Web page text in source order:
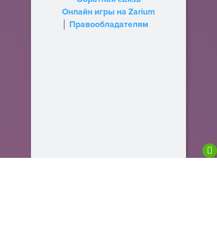
Онлайн игры на Zarium
Правообладателям